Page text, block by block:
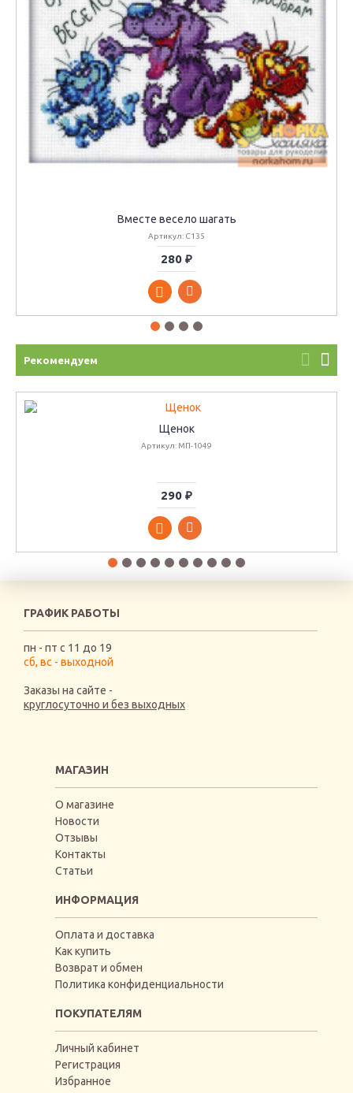
Вместе весело шагать
Артикул: C135
280 ₽
Рекомендуем
Щенок
Артикул: МП-1049
290 ₽
ГРАФИК РАБОТЫ
пн - пт с 11 до 19
сб, вс - выходной
Заказы на сайте -
круглосуточно и без выходных
МАГАЗИН
О магазине
Новости
Отзывы
Контакты
Статьи
ИНФОРМАЦИЯ
Оплата и доставка
Как купить
Возврат и обмен
Политика конфиденциальности
ПОКУПАТЕЛЯМ
Личный кабинет
Регистрация
Избранное